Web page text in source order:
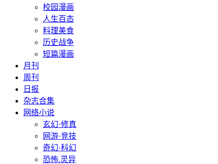
校园漫画
人生百态
料理美食
历史战争
短篇漫画
月刊
周刊
日报
杂志合集
网络小说
玄幻·修真
网游·竞技
奇幻·科幻
恐怖.灵异